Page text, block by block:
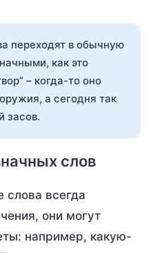
переходят в обычную
как это
– когда-то оно
а сегодня так
засов.
слов
слова всегда
они могут
например, какую-